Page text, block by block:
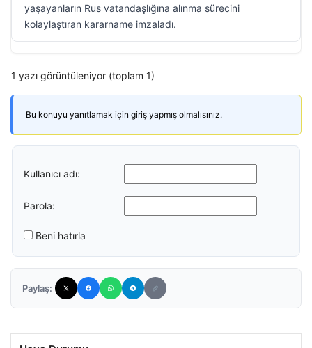
yaşayanların Rus vatandaşlığına alınma sürecini
kolaylaştıran kararname imzaladı.
1 yazı görüntüleniyor (toplam 1)
Bu konuyu yanıtlamak için giriş yapmış olmalısınız.
Kullanıcı adı:
Parola:
Beni hatırla
Paylaş: